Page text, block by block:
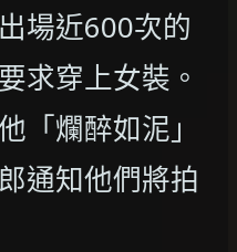
場近600次的
求穿上女裝。
「爛醉如泥」
通知他們將拍